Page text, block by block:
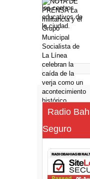
Radio
Seguro